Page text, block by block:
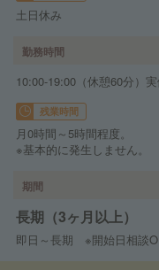
土日休み
勤務時間
10:00-19:00（休憩60分）
残業時間
月0時間～5時間程度。
※基本的に発生しません。
期間
長期（3ヶ月以上）
即日～長期 ※開始日相談